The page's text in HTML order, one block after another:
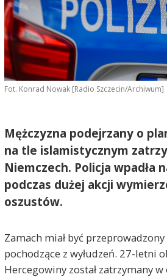
Fot. Konrad Nowak [Radio Szczecin/Archiwum]
Mężczyzna podejrzany o
na tle islamistycznym
Niemczech. Policja wpadła
podczas dużej akcji
oszustów.
Zamach miał być
pochodzące z wyłudzeń. 27-letni
Hercegowiny został zatrzymany w